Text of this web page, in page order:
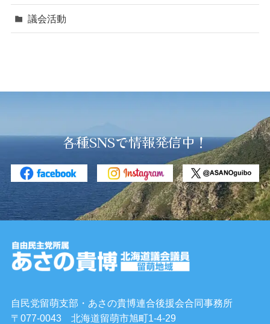
議会活動
各種SNSで情報発信中！
自民党留萌支部・あさの貴博連合後援会合同事務所
〒077-0043 北海道留萌市旭町1-4-29